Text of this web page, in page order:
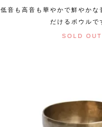
低音も高音も華やかで鮮やかな
だけるボウルで
SOLD OUT